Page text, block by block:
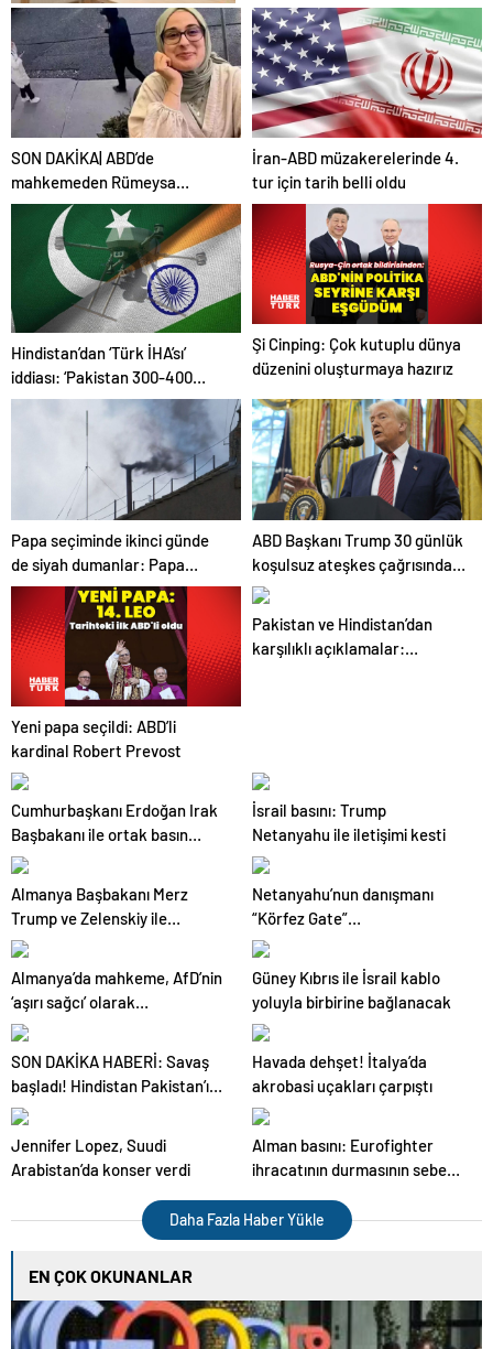
Aradığınız Tüm AÖF Sınav
Soruları ve Canlı
Açıköğretim Forumu
Burada
SON DAKİKA| ABD’de
mahkemeden Rümeysa
Öztürk kararı: Serbest
bırakıldı!
İran-ABD müzakerelerinde 4.
tur için tarih belli oldu
Hindistan’dan ‘Türk İHA’sı’
iddiası: ‘Pakistan 300-400
tanesi ile 36 noktaya sızdı’
Şi Cinping: Çok kutuplu dünya
düzenini oluşturmaya hazırız
Papa seçiminde ikinci günde
de siyah dumanlar: Papa
üçüncü turda da seçilemedi
ABD Başkanı Trump 30 günlük
koşulsuz ateşkes çağrısında
bulundu
Yeni papa seçildi: ABD’li
kardinal Robert Prevost
Pakistan ve Hindistan’dan
karşılıklı açıklamalar:
Cumhurbaşkanı Erdoğan Irak
Başbakanı ile ortak basın
toplantısı düzenledi
İsrail basını: Trump
Netanyahu ile iletişimi kesti
Almanya Başbakanı Merz
Trump ve Zelenskiy ile
görüştü
Netanyahu’nun danışmanı
“Körfez Gate”
soruşturmasında yeniden
Almanya’da mahkeme, AfD’nin
‘aşırı sağcı’ olarak
sınıflandırılmasına ilişkin
kararın yürütmesini durdurdu
Güney Kıbrıs ile İsrail kablo
yoluyla birbirine bağlanacak
SON DAKİKA HABERİ: Savaş
başladı! Hindistan Pakistan’ı
vurdu
Havada dehşet! İtalya’da
akrobasi uçakları çarpıştı
Jennifer Lopez, Suudi
Arabistan’da konser verdi
Alman basını: Eurofighter
ihracatının durmasının sebebi
Daha Fazla Haber Yükle
EN ÇOK OKUNANLAR